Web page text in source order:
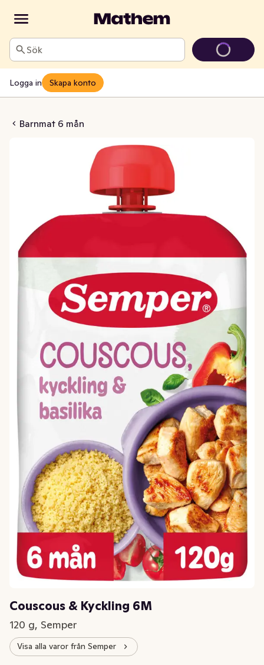
Sök
Logga in Skapa konto
Barnmat 6 mån
& Kyckling 6M
Couscous & Kyckling 6M
120 g, Semper
Visa alla varor från Semper